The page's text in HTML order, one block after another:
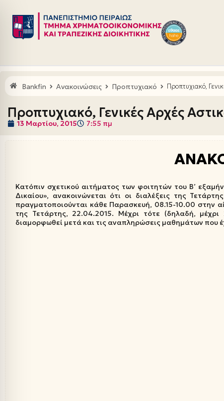
Μεταπηδήστε
στο
Bankfin Ανακοινώσεις Προπτυχιακό Προπτυχιακό,
Προπτυχιακό, Γενικές Αρχές
13 Μαρτίου, 2015 7:55 πμ
Κατόπιν σχετικού αιτήματος των φοιτητών του Β’
Δικαίου», ανακοινώνεται ότι οι διαλέξεις της
πραγματοποιούνται κάθε Παρασκευή, 08.15-10.00 στην
της Τετάρτης, 22.04.2015. Μέχρι τότε (δηλαδή,
διαμορφωθεί μετά και τις αναπληρώσεις μαθημάτων που